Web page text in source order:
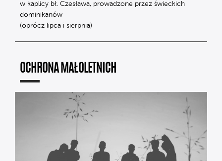
w kaplicy bł. Czesława, prowadzone przez świeckich
dominikanów
(oprócz lipca i sierpnia)
OCHRONA MAŁOLETNICH